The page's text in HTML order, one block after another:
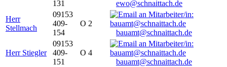
131
ewo@schnaittach.de
Herr
Stellmach
09153
409-
154
O 2
bauamt@schnaittach.de
Herr Stiegler
09153
409-
151
O 4
bauamt@schnaittach.de